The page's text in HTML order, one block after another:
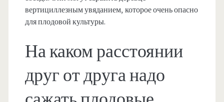
вертициллезным увяданием, которое очень опасно
для плодовой культуры.
На каком расстоянии
друг от друга надо